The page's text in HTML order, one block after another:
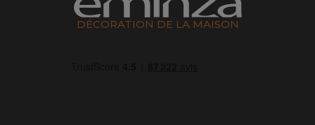
DÉCORATION DE LA MAISON